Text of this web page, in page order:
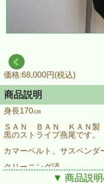
価格:68,000円(税込)
商品説明
身長170㎝
ＳＡＮ ＢＡＮ ＫＡＮ製
黒のストライプ燕尾です。
カマーベルト、サスペンダ
クリーニング済
着用回数は５回ほどです。
▼ 商品説